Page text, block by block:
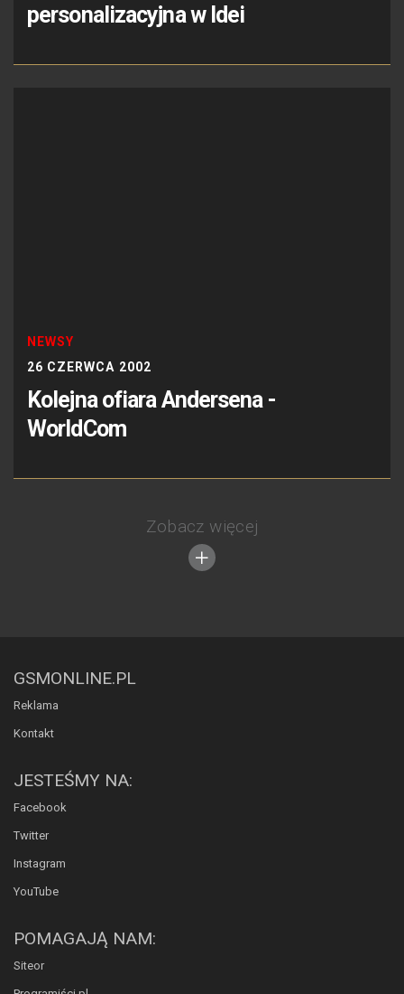
personalizacyjna w Idei
NEWSY
26 CZERWCA 2002
Kolejna ofiara Andersena -
WorldCom
Zobacz więcej
GSMONLINE.PL
Reklama
Kontakt
JESTEŚMY NA:
Facebook
Twitter
Instagram
YouTube
POMAGAJĄ NAM:
Siteor